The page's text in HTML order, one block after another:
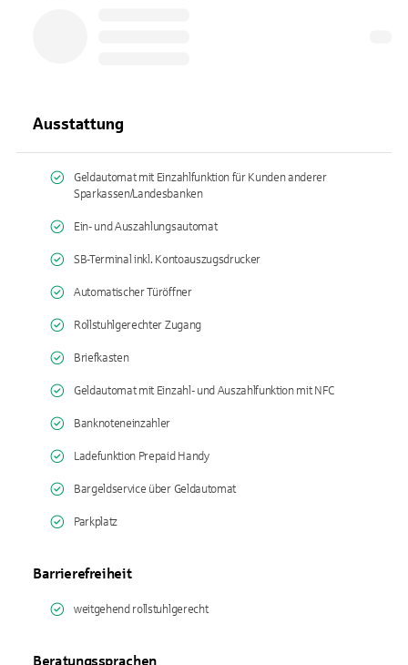
Ausstattung
Geldautomat mit Einzahlfunktion für Kunden anderer
Sparkassen/Landesbanken
Ein- und Auszahlungsautomat
SB-Terminal inkl. Kontoauszugsdrucker
Automatischer Türöffner
Rollstuhlgerechter Zugang
Briefkasten
Geldautomat mit Einzahl- und Auszahlfunktion mit NFC
Banknoteneinzahler
Ladefunktion Prepaid Handy
Bargeldservice über Geldautomat
Parkplatz
Barrierefreiheit
weitgehend rollstuhlgerecht
Beratungssprachen